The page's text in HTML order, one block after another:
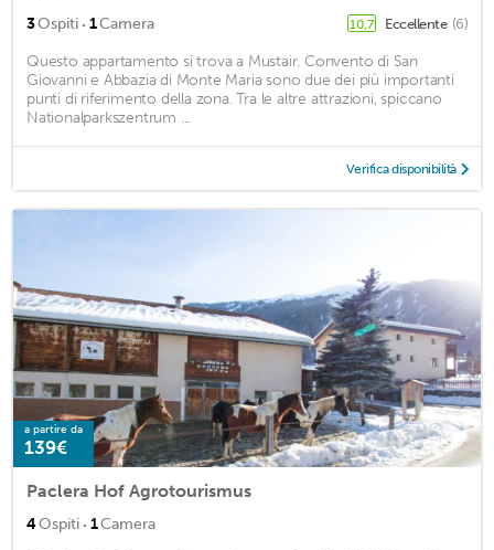
3Ospiti · 1Camera 10,7 Eccellente (6)
Questo appartamento si trova a Mustair. Convento di San
Giovanni e Abbazia di Monte Maria sono due dei più importanti
punti di riferimento della zona. Tra le altre attrazioni, spiccano
Nationalparkszentrum ...
Verifica disponibilità
a partire da
139€
Paclera Hof Agrotourismus
4Ospiti · 1Camera